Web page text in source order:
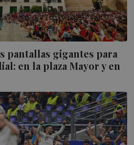
pantallas gigantes para
en la plaza Mayor y en